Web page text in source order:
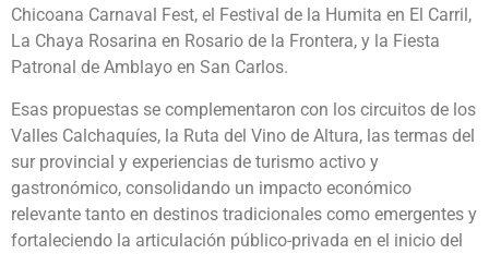
Chicoana Carnaval Fest, el Festival de la Humita en El Carril,
La Chaya Rosarina en Rosario de la Frontera, y la Fiesta
Patronal de Amblayo en San Carlos.
Esas propuestas se complementaron con los circuitos de los
Valles Calchaquíes, la Ruta del Vino de Altura, las termas del
sur provincial y experiencias de turismo activo y
gastronómico, consolidando un impacto económico
relevante tanto en destinos tradicionales como emergentes y
fortaleciendo la articulación público-privada en el inicio del